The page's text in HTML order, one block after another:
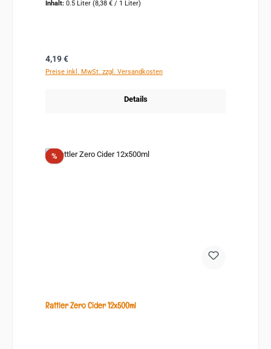
Inhalt: 0.5 Liter (8,38 € / 1 Liter)
Regulärer Preis:
4,19 €
Preise inkl. MwSt. zzgl. Versandkosten
Details
%Rabatt
Rattler Zero Cider 12x500ml